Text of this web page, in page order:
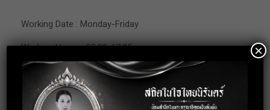
Working Date : Monday-Friday
Working Hours : 08.30-17.25
Location: Nakornnayok
×